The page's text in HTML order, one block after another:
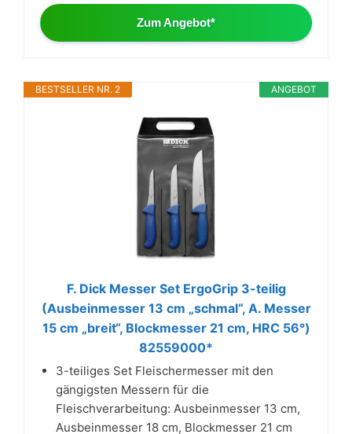
Zum Angebot*
ANGEBOT
BESTSELLER NR. 2
F. Dick Messer Set ErgoGrip 3-teilig
(Ausbeinmesser 13 cm „schmal“, A. Messer
15 cm „breit“, Blockmesser 21 cm, HRC 56°)
82559000*
3-teiliges Set Fleischermesser mit den
gängigsten Messern für die
Fleischverarbeitung: Ausbeinmesser 13 cm,
Ausbeinmesser 18 cm, Blockmesser 21 cm